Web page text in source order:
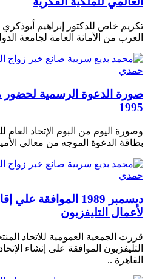
تكريم خاص للدكتور إبراهيم أبوذكري
العرب من الأمانة العامة لجامعة
صورة الدعوة الرسمية لحضور
1995
وصورة اليوم من البوم الإتحاد
بطاقة الدعوة الموجه من معالي
ديسمبر 1989
لأعمال التليفزيون
قررت الجمعية العمومية للاتحاد
التليفزيون الموافقة على إنشاء
القاهرة ..